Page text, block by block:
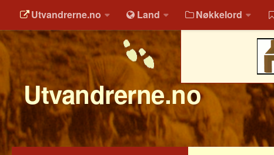
Utvandrerne.no Land Nøkkelord
Utvandrerne.no